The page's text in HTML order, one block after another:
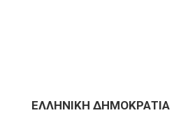
ΕΛΛΗΝΙΚΗ ΔΗΜΟΚΡΑΤΙΑ